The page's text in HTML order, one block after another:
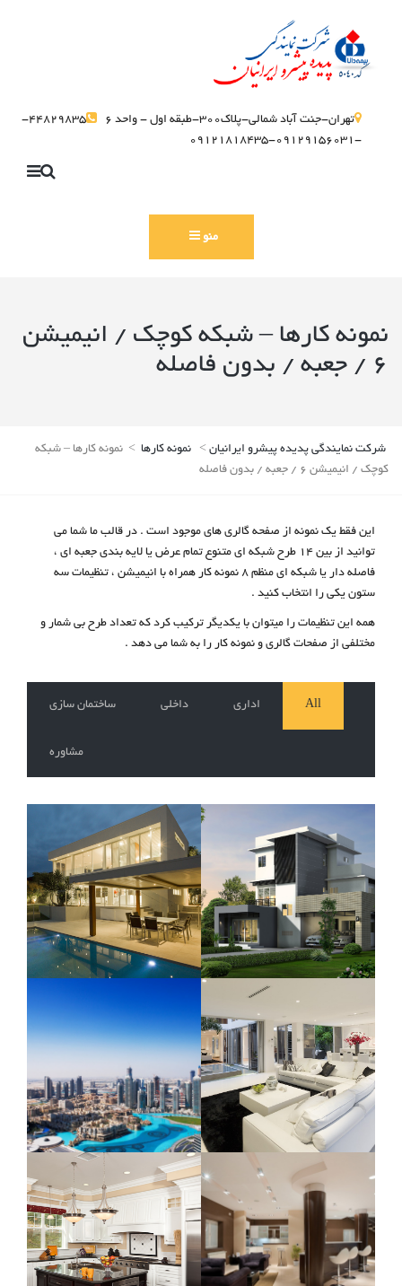
تهران-جنت آباد شمالی-پلاک300-طبقه اول - واحد 6
44829835-
-09129156031-09121818435
منو
نمونه کارها – شبکه کوچک / انیمیشن
6 / جعبه / بدون فاصله
شرکت نمایندگی پدیده پیشرو ایرانیان > نمونه کارها > نمونه کارها – شبکه
کوچک / انیمیشن 6 / جعبه / بدون فاصله
این فقط یک نمونه از صفحه گالری های موجود است . در قالب ما شما می
توانید از بین 14 طرح شبکه ای متنوع تمام عرض یا لایه بندی جعبه ای ،
فاصله دار یا شبکه ای منظم 8 نمونه کار همراه با انیمیشن ، تنظیمات سه
ستون یکی را انتخاب کنید .
همه این تنظیمات را میتوان با یکدیگر ترکیب کرد که تعداد طرح بی شمار و
مختلفی از صفحات گالری و نمونه کار را به شما می دهد .
All اداری داخلی ساختمان سازی
مشاوره